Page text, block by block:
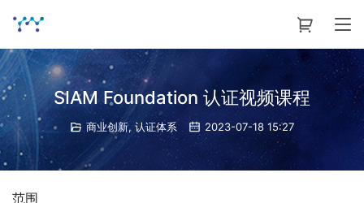
SIAM Foundation 认证视频课程
商业创新, 认证体系 2023-07-18 15:27
范围